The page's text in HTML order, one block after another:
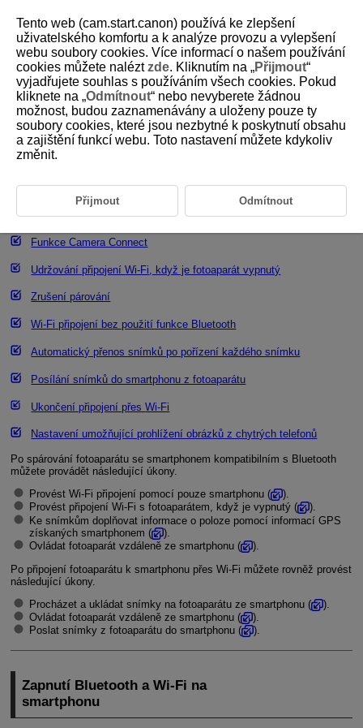
D185-173
Připojení ke smartphonu
Zapnutí Bluetooth aWi-Fi na smartphonu
Připojení ke smartphonu kompatibilnímu s funkcí Bluetooth přes
Wi-Fi
Funkce Camera Connect
Udržování připojeníWi-Fi , když je fotoaparát vypnutý
Zrušení párování
Wi-Fi připojení bez použití funkce Bluetooth
Automatický přenos snímků po pořízení každého snímku
Posílání snímků do smartphonu z fotoaparátu
Ukončení připojení přesWi-Fi
Nastavení umožňující prohlížení obrázků z chytrých telefonů
Po spárování fotoaparátu se smartphonem kompatibilním s Bluetooth
můžete provádět následující úkony.
Provést Wi-Fi připojení pomocí pouze smartphonu (
).
Provést připojení Wi-Fi s fotoaparátem, když je vypnutý (
).
Ke snímkům doplňovat informace o poloze pomocí informací GPS
získaných smartphonem (
).
Ovládat fotoaparát vzdáleně ze smartphonu (
).
Po připojení fotoaparátu k smartphonu přes Wi-Fi můžete rovněž provést
následující úkony.
Procházet a ukládat snímky na fotoaparátu ze smartphonu (
).
Ovládat fotoaparát vzdáleně ze smartphonu (
).
Poslat snímky z fotoaparátu do smartphonu (
).
Zapnutí Bluetooth aWi-Fi na
smartphonu
Tento web (cam.start.canon) používá ke zlepšení
uživatelského komfortu a k analýze provozu a vylepšení
webu soubory cookies. Více informací o našem používání
cookies můžete naléztzde. Kliknutím na „Přijmout“
vyjadřujete souhlas s používáním všech cookies. Pokud
kliknete na „Odmítnout“ nebo nevyberete žádnou
možnost, budou zaznamenávány a uloženy pouze ty
soubory cookies, které jsou nezbytné k poskytnutí obsahu
a zajištění funkcí webu. Toto nastavení můžete kdykoliv
změnit.
Přijmout Odmítnout